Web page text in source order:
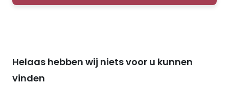
Helaas hebben wij niets voor u kunnen
vinden